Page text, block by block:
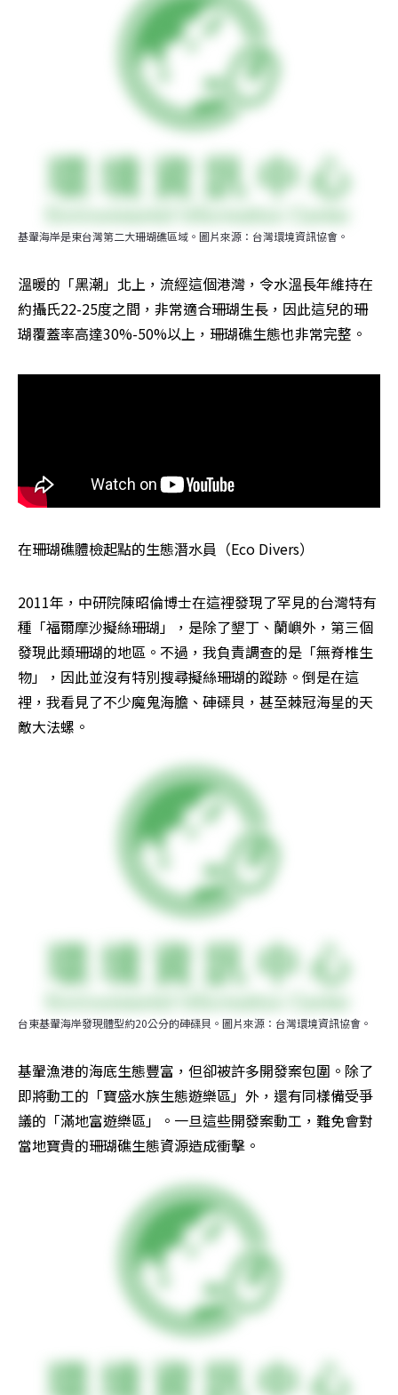
基翬海岸是東台灣第二大珊瑚礁區域。圖片來源：台灣環境資訊協會。
溫暖的「黑潮」北上，流經這個港灣，令水溫長年維持在
約攝氏22-25度之間，非常適合珊瑚生長，因此這兒的珊
瑚覆蓋率高達30%-50%以上，珊瑚礁生態也非常完整。
在珊瑚礁體檢起點的生態潛水員（Eco Divers）
2011年，中研院陳昭倫博士在這裡發現了罕見的台灣特有
種「福爾摩沙擬絲珊瑚」，是除了墾丁、蘭嶼外，第三個
發現此類珊瑚的地區。不過，我負責調查的是「無脊椎生
物」，因此並沒有特別搜尋擬絲珊瑚的蹤跡。倒是在這
裡，我看見了不少魔鬼海膽、硨磲貝，甚至棘冠海星的天
敵大法螺。
台東基翬海岸發現體型約20公分的硨磲貝。圖片來源：台灣環境資訊協會。
基翬漁港的海底生態豐富，但卻被許多開發案包圍。除了
即將動工的「寶盛水族生態遊樂區」外，還有同樣備受爭
議的「滿地富遊樂區」。一旦這些開發案動工，難免會對
當地寶貴的珊瑚礁生態資源造成衝擊。